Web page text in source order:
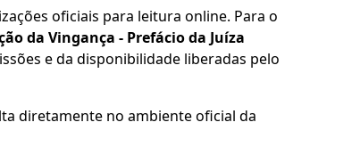
oficiais para leitura online. Para o
da Vingança - Prefácio da Juíza
e da disponibilidade liberadas pelo
diretamente no ambiente oficial da